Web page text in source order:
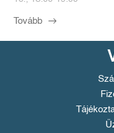
Tovább